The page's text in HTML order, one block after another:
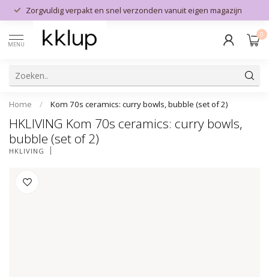
Zorgvuldig verpakt en snel verzonden vanuit eigen magazijn
MENU
0
Home / Kom 70s ceramics: curry bowls, bubble (set of 2)
HKLIVING Kom 70s ceramics: curry bowls,
bubble (set of 2)
HKLIVING